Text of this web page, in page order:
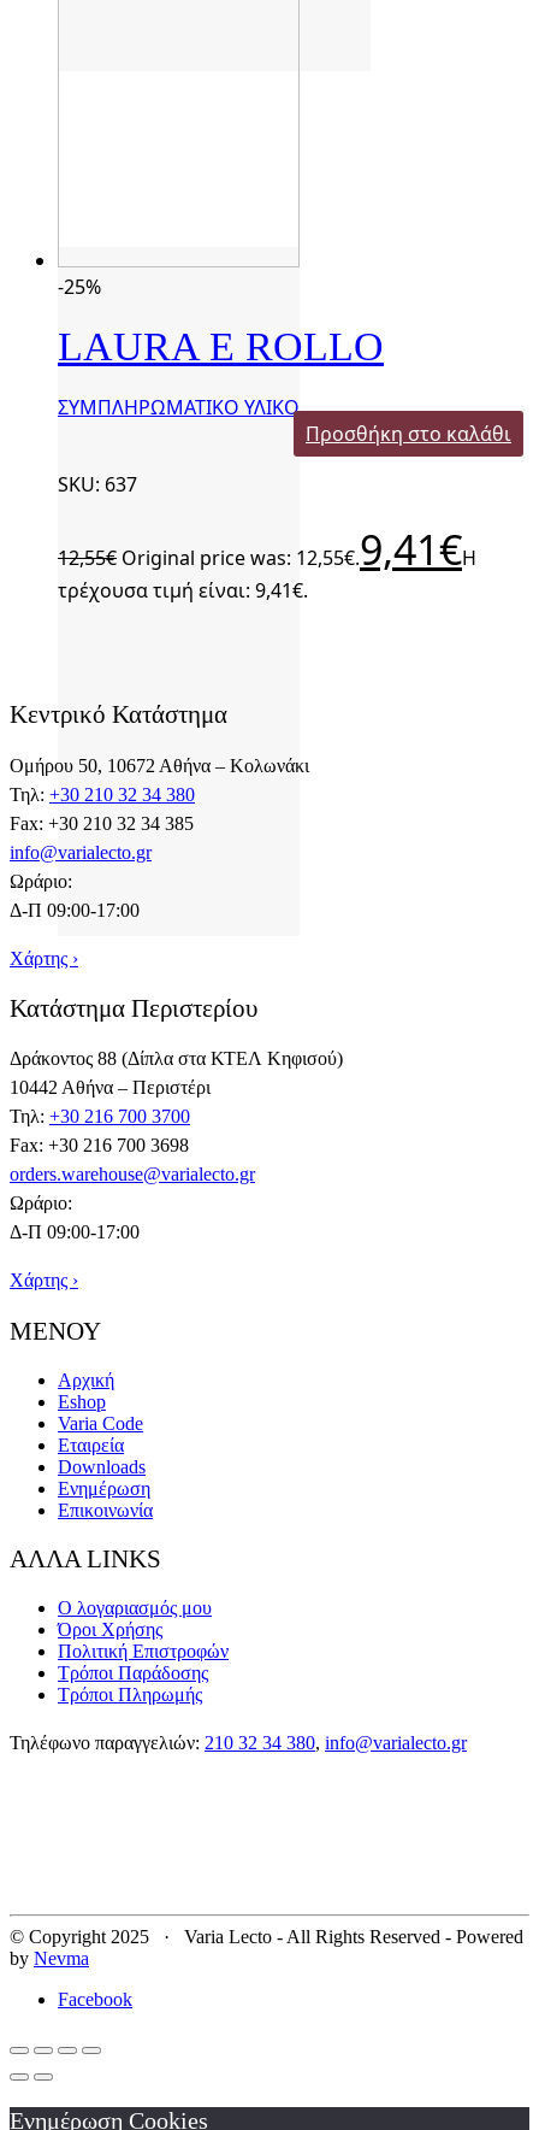
-25%
LAURA E ROLLO
ΣΥΜΠΛΗΡΩΜΑΤΙΚΟ ΥΛΙΚΟ
Προσθήκη στο καλάθι
SKU: 637
12,55€ Original price was: 12,55€.9,41€Η
τρέχουσα τιμή είναι: 9,41€.
Κεντρικό Κατάστημα
Ομήρου 50, 10672 Αθήνα – Κολωνάκι
Τηλ: +30 210 32 34 380
Fax: +30 210 32 34 385
info@varialecto.gr
Ωράριο:
Δ-Π 09:00-17:00
Χάρτης ›
Κατάστημα Περιστερίου
Δράκοντος 88 (Δίπλα στα ΚΤΕΛ Κηφισού)
10442 Αθήνα – Περιστέρι
Τηλ: +30 216 700 3700
Fax: +30 216 700 3698
orders.warehouse@varialecto.gr
Ωράριο:
Δ-Π 09:00-17:00
Χάρτης ›
ΜΕΝΟΥ
Αρχική
Eshop
Varia Code
Εταιρεία
Downloads
Ενημέρωση
Επικοινωνία
ΑΛΛΑ LINKS
Ο λογαριασμός μου
Όροι Χρήσης
Πολιτική Επιστροφών
Τρόποι Παράδοσης
Τρόποι Πληρωμής
Τηλέφωνο παραγγελιών: 210 32 34 380, info@varialecto.gr
© Copyright 2025 · Varia Lecto - All Rights Reserved - Powered
by Nevma
Facebook
Ενημέρωση Cookies